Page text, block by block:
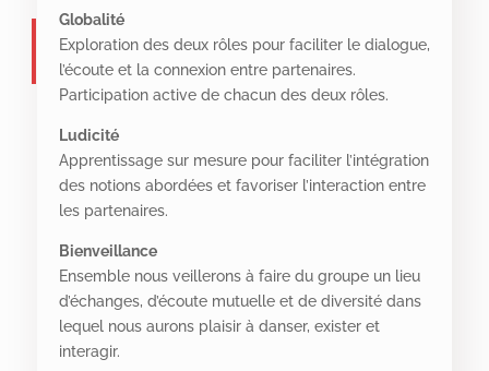
Globalité
Exploration des deux rôles pour faciliter le dialogue,
l’écoute et la connexion entre partenaires.
Participation active de chacun des deux rôles.
Ludicité
Apprentissage sur mesure pour faciliter l’intégration
des notions abordées et favoriser l’interaction entre
les partenaires.
Bienveillance
Ensemble nous veillerons à faire du groupe un lieu
d’échanges, d’écoute mutuelle et de diversité dans
lequel nous aurons plaisir à danser, exister et
interagir.